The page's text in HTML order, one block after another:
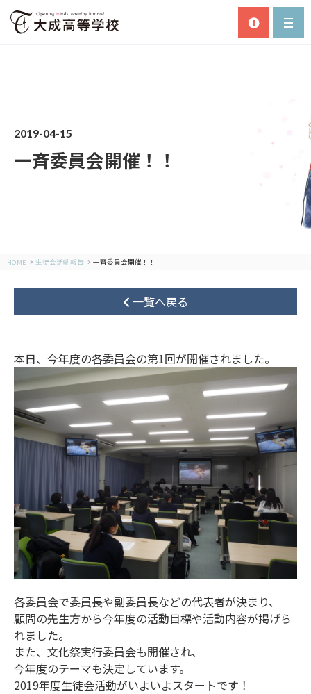
2019-04-15
一斉委員会開催！！
HOME 生徒会活動報告 一斉委員会開催！！
一覧へ戻る
本日、今年度の各委員会の第1回が開催されました。
各委員会で委員長や副委員長などの代表者が決まり、
顧問の先生方から今年度の活動目標や活動内容が掲げら
れました。
また、文化祭実行委員会も開催され、
今年度のテーマも決定しています。
2019年度生徒会活動がいよいよスタートです！